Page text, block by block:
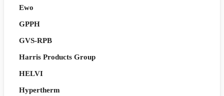
Ewo
GPPH
GVS-RPB
Harris Products Group
HELVI
Hypertherm